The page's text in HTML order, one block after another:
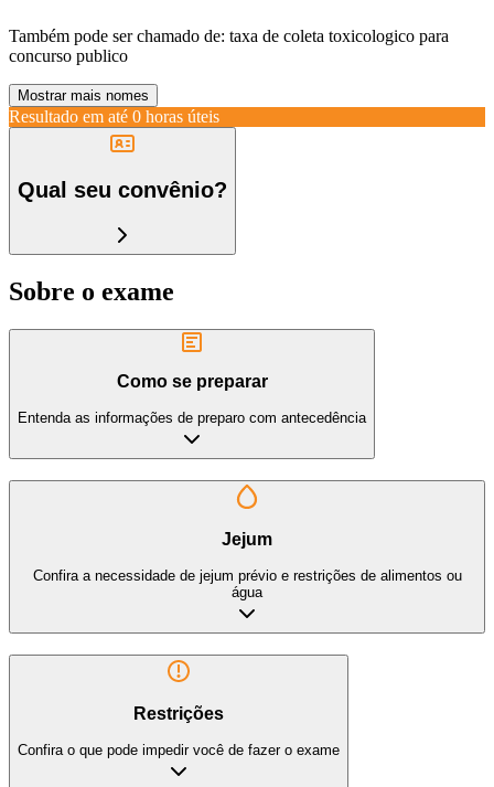
Também pode ser chamado de: taxa de coleta toxicologico para
concurso publico
Mostrar mais nomes
Resultado em até 0 horas úteis
Qual seu convênio?
Sobre o exame
Como se preparar
Entenda as informações de preparo com antecedência
Jejum
Confira a necessidade de jejum prévio e restrições de alimentos ou
água
Restrições
Confira o que pode impedir você de fazer o exame